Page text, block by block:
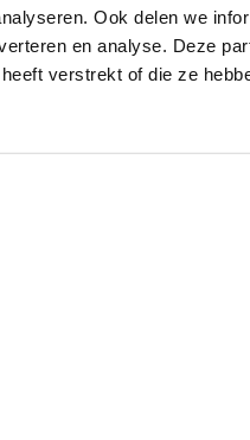
Ook delen we
en analyse. Deze
verstrekt of die ze
ONTVANG
KORTING OP